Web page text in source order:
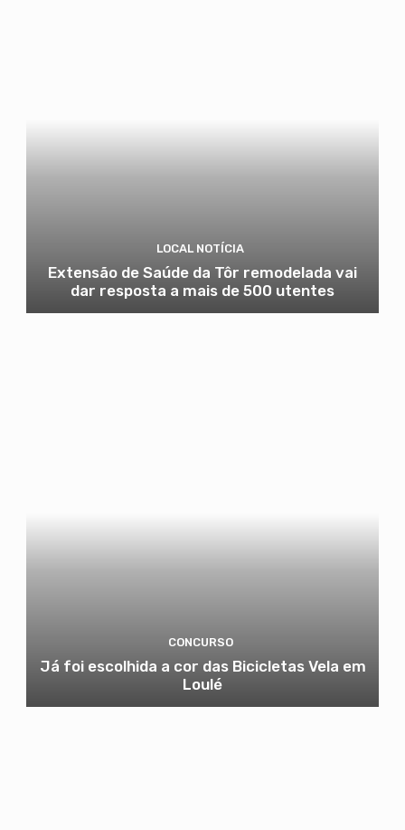
LOCAL NOTÍCIA
Extensão de Saúde da Tôr remodelada vai
dar resposta a mais de 500 utentes
CONCURSO
Já foi escolhida a cor das Bicicletas Vela em
Loulé